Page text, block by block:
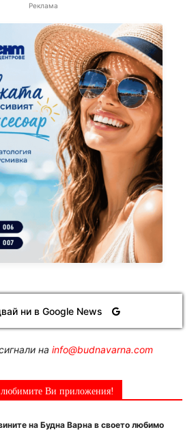
Реклама
ни в Google News
на info@budnavarna.com
любимите Ви приложения!
на Будна Варна в своето любимо